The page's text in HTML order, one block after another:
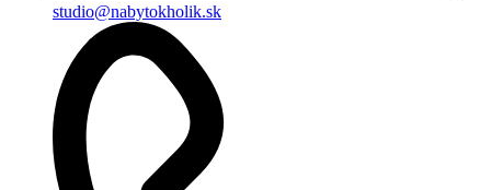
studio@nabytokholik.sk